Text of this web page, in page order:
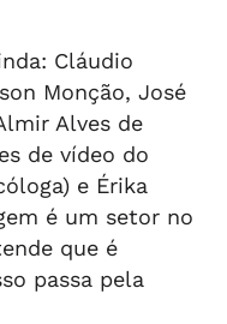
Cláudio
Monção, José
Alves de
de vídeo do
e Érika
é um setor no
que é
passa pela